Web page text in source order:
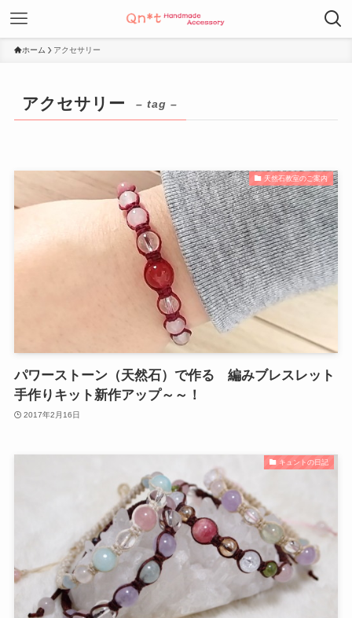
ホーム アクセサリー
アクセサリー – tag –
天然石教室のご案内
パワーストーン（天然石）で作る 編みブレスレット
手作りキット新作アップ～～！
2017年2月16日
キュントの日記